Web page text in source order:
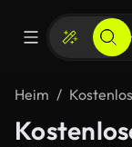
Heim